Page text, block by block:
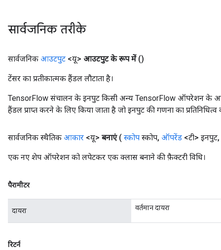
सार्वजनिक तरीके
सार्वजनिक आउटपुट <यू> आउटपुट के रूप में ()
टेंसर का प्रतीकात्मक हैंडल लौटाता है।
TensorFlow संचालन के इनपुट किसी अन्य TensorFlow ऑपरेशन के
हैंडल प्राप्त करने के लिए किया जाता है जो इनपुट की गणना का प्रतिनिधित्व
सार्वजनिक स्थैतिक आकार <यू> बनाएं ( स्कोप स्कोप, ऑपरेंड <टी> इनपुट,
एक नए शेप ऑपरेशन को लपेटकर एक क्लास बनाने की फ़ैक्टरी विधि।
पैरामीटर
दायरा वर्तमान दायरा
रिटर्न